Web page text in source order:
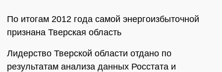
По итогам 2012 года самой энергоизбыточной
признана Тверская область
Лидерство Тверской области отдано по
результатам анализа данных Росстата и